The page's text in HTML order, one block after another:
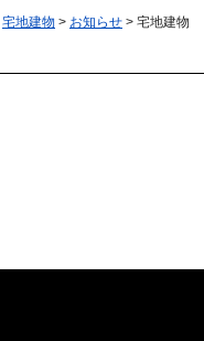
宅地建物 > お知らせ > 宅地建物